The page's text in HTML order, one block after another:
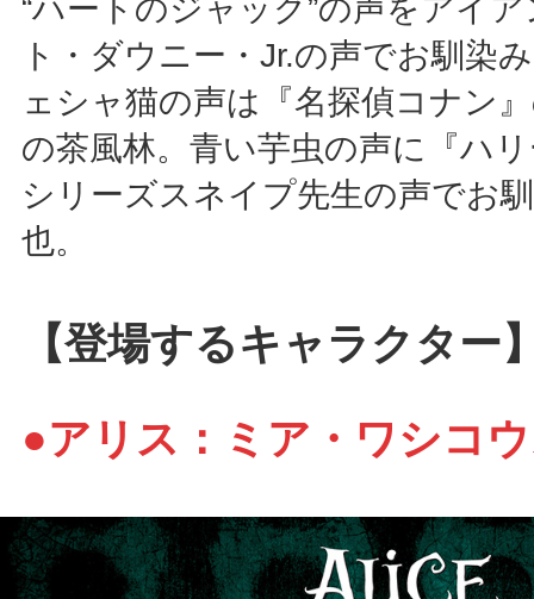
“ハートのジャック”の声をアイ
ト・ダウニー・Jr.の声でお馴染
ェシャ猫の声は『名探偵コナン
の茶風林。青い芋虫の声に『ハ
シリーズスネイプ先生の声でお
也。
【登場するキャラクター
●アリス：ミア・ワシコ